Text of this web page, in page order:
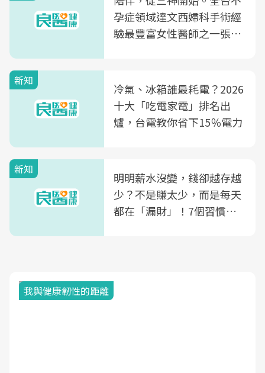
孕症領域達文西婦科手術經
驗最豐富女性醫師之一張永
光田醫院建構360度女性健
康照護生態圈
新知
冷氣、冰箱誰最耗電？2026
十大「吃電家電」排名出
爐，台電教你省下15％電力
新知
明明薪水沒變，錢卻越存越
少？不是賺太少，而是每天
都在「漏財」！7個習慣一
我與健康韌性的距離